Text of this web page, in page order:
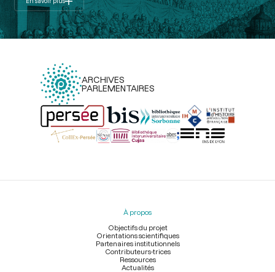
ARCHIVES
PARLEMENTAIRES
Menu
À propos
Objectifs du projet
Orientations scientifiques
Partenaires institutionnels
Contributeurs-trices
Ressources
Actualités